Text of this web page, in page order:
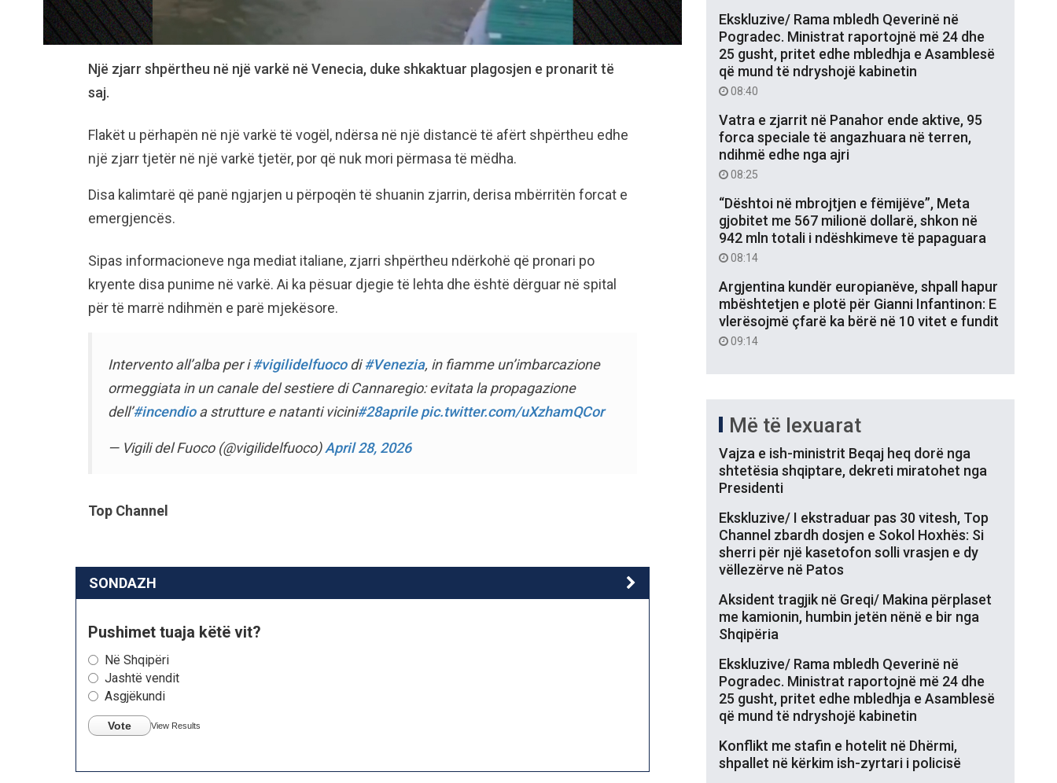
Një zjarr shpërtheu në një varkë në Venecia, duke shkaktuar plagosjen e pronarit të
saj.
Flakët u përhapën në një varkë të vogël, ndërsa në një distancë të afërt shpërtheu edhe
një zjarr tjetër në një varkë tjetër, por që nuk mori përmasa të mëdha.
Disa kalimtarë që panë ngjarjen u përpoqën të shuanin zjarrin, derisa mbërritën forcat e
emergjencës.
Sipas informacioneve nga mediat italiane, zjarri shpërtheu ndërkohë që pronari po
kryente disa punime në varkë. Ai ka pësuar djegie të lehta dhe është dërguar në spital
për të marrë ndihmën e parë mjekësore.
Intervento all’alba per i#vigilidelfuocodi#Venezia, in fiamme un’imbarcazione
ormeggiata in un canale del sestiere di Cannaregio: evitata la propagazione
dell’#incendioa strutture e natanti vicini#28aprile pic.twitter.com/uXzhamQCor
— Vigili del Fuoco (@vigilidelfuoco)April 28, 2026
Top Channel
SONDAZH
Pushimet tuaja këtë vit?
Në Shqipëri
Jashtë vendit
Asgjëkundi
Vote View Results
Ekskluzive/ Rama mbledh Qeverinë në
Pogradec. Ministrat raportojnë më 24 dhe
25 gusht, pritet edhe mbledhja e Asamblesë
që mund të ndryshojë kabinetin
08:40
Vatra e zjarrit në Panahor ende aktive, 95
forca speciale të angazhuara në terren,
ndihmë edhe nga ajri
08:25
“Dështoi në mbrojtjen e fëmijëve”, Meta
gjobitet me 567 milionë dollarë, shkon në
942 mln totali i ndëshkimeve të papaguara
08:14
Argjentina kundër europianëve, shpall hapur
mbështetjen e plotë për Gianni Infantinon: E
vlerësojmë çfarë ka bërë në 10 vitet e fundit
09:14
Më të lexuarat
Vajza e ish-ministrit Beqaj heq dorë nga
shtetësia shqiptare, dekreti miratohet nga
Presidenti
Ekskluzive/ I ekstraduar pas 30 vitesh, Top
Channel zbardh dosjen e Sokol Hoxhës: Si
sherri për një kasetofon solli vrasjen e dy
vëllezërve në Patos
Aksident tragjik në Greqi/ Makina përplaset
me kamionin, humbin jetën nënë e bir nga
Shqipëria
Ekskluzive/ Rama mbledh Qeverinë në
Pogradec. Ministrat raportojnë më 24 dhe
25 gusht, pritet edhe mbledhja e Asamblesë
që mund të ndryshojë kabinetin
Konflikt me stafin e hotelit në Dhërmi,
shpallet në kërkim ish-zyrtari i policisë